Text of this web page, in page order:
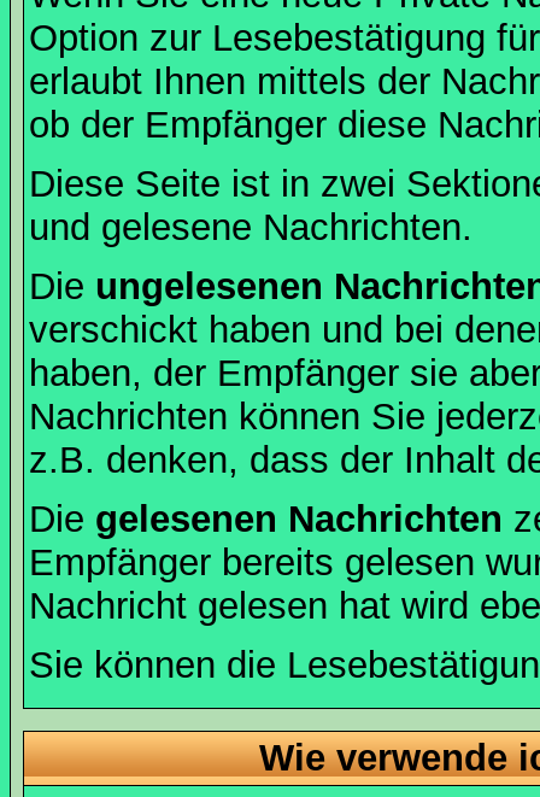
Option zur Lesebestätigung
erlaubt Ihnen mittels der
ob der Empfänger diese
Diese Seite ist in zwei
und gelesene Nachrichten.
Die ungelesenen
verschickt haben und bei
haben, der Empfänger sie
Nachrichten können Sie
z.B. denken, dass der Inhalt
Die gelesenen Nachrichten
Empfänger bereits gelesen
Nachricht gelesen hat wird
Sie können die
Wie verwende